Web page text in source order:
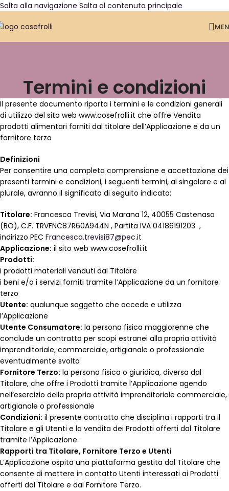
Salta alla navigazione Salta al contenuto principale
Termini e condizioni
Il presente documento riporta i termini e le condizioni generali
di utilizzo del sito web www.cosefrolli.it che offre Vendita
prodotti alimentari forniti dal titolare dell’Applicazione e da un
fornitore terzo
Definizioni
Per consentire una completa comprensione e accettazione dei
presenti termini e condizioni, i seguenti termini, al singolare e al
plurale, avranno il significato di seguito indicato:
Titolare: Francesca Trevisi, Via Marana 12, 40055 Castenaso
(BO), C.F. TRVFNC87R60A944N , Partita IVA 04186191203 ,
indirizzo PEC Francesca.trevisi87@pec.it
Applicazione: il sito web www.cosefrolli.it
Prodotti:
i prodotti materiali venduti dal Titolare
i beni e/o i servizi forniti tramite l’Applicazione da un fornitore
terzo
Utente: qualunque soggetto che accede e utilizza
l’Applicazione
Utente Consumatore: la persona fisica maggiorenne che
conclude un contratto per scopi estranei alla propria attività
imprenditoriale, commerciale, artigianale o professionale
eventualmente svolta
Fornitore Terzo: la persona fisica o giuridica, diversa dal
Titolare, che offre i Prodotti tramite l’Applicazione agendo
nell’esercizio della propria attività imprenditoriale commerciale,
artigianale o professionale
Condizioni: il presente contratto che disciplina i rapporti tra il
Titolare e gli Utenti e la vendita dei Prodotti offerti dal Titolare
tramite l’Applicazione.
Rapporti tra Titolare, Fornitore Terzo e Utenti
L’Applicazione ospita una piattaforma gestita dal Titolare che
consente di mettere in contatto Utenti interessati ai Prodotti
offerti dal Titolare e dal Fornitore Terzo.